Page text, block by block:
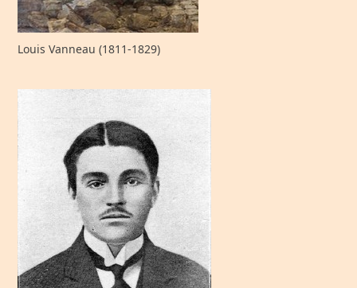
Louis Vanneau (1811-1829)